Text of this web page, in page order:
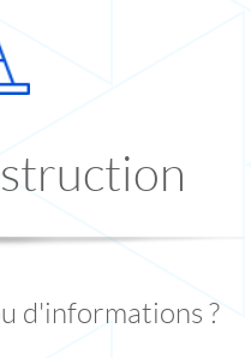
d'informations ?